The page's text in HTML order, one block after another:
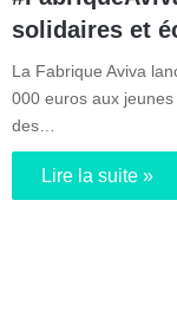
solidaires et
La Fabrique Aviva
000 euros aux
des…
Lire la suite »